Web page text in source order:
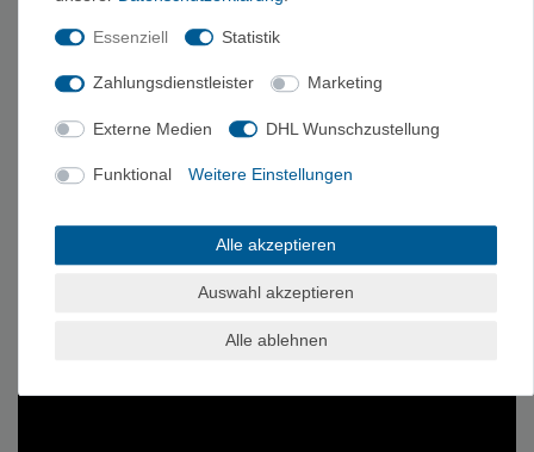
Essenziell Statistik
Zahlungsdienstleister Marketing
Externe Medien DHL Wunschzustellung
Funktional Weitere Einstellungen
Alle akzeptieren
Auswahl akzeptieren
Alle ablehnen